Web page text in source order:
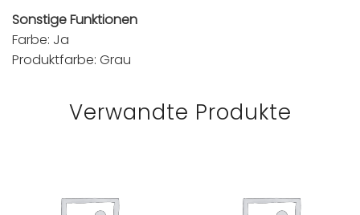
Sonstige Funktionen
Farbe: Ja
Produktfarbe: Grau
Verwandte Produkte